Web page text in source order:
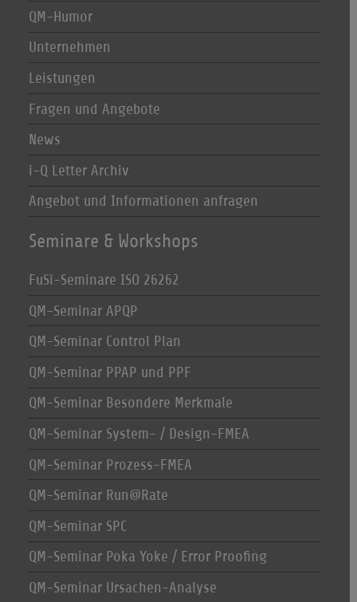
QM-Humor
Unternehmen
Leistungen
Fragen und Angebote
News
i-Q Letter Archiv
Angebot und Informationen anfragen
Seminare & Workshops
FuSi-Seminare ISO 26262
QM-Seminar APQP
QM-Seminar Control Plan
QM-Seminar PPAP und PPF
QM-Seminar Besondere Merkmale
QM-Seminar System- / Design-FMEA
QM-Seminar Prozess-FMEA
QM-Seminar Run@Rate
QM-Seminar SPC
QM-Seminar Poka Yoke / Error Proofing
QM-Seminar Ursachen-Analyse